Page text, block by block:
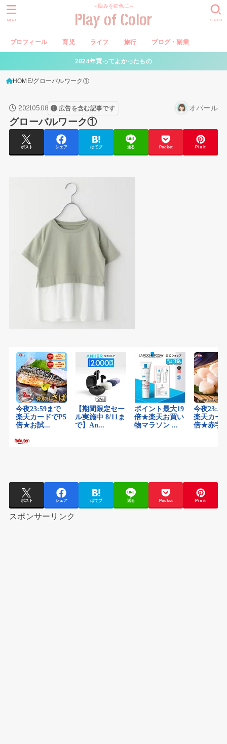
～悩みを虹色に～
Play of Color
プロフィール 育児 ライフ 旅行 ブログ・副業
SEARCH
MENU
2024年買ってよかったもの
HOME グローバルワーク①
2021.05.08 広告を含む記事です オパール
グローバルワーク①
ポスト シェア はてブ 送る Pocket Pin it
ポスト シェア はてブ 送る Pocket Pin it
スポンサーリンク